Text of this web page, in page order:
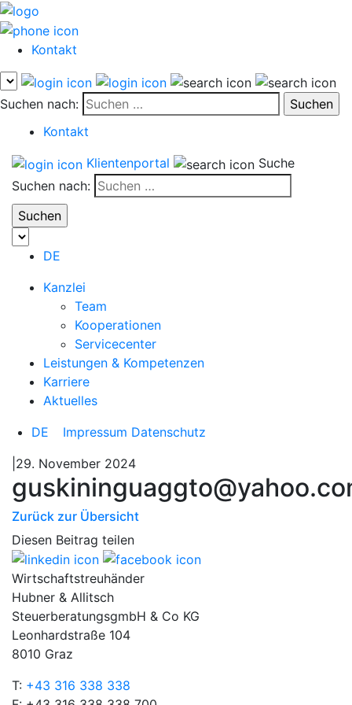
Kontakt
Suchen nach:
Kontakt
Klientenportal
Suche
Suchen nach:
DE
Kanzlei
Team
Kooperationen
Servicecenter
Leistungen & Kompetenzen
Karriere
Aktuelles
DE
Impressum Datenschutz
|29. November 2024
Zurück zur Übersicht
Diesen Beitrag teilen
Wirtschaftstreuhänder
Hubner & Allitsch
SteuerberatungsgmbH & Co KG
Leonhardstraße 104
8010 Graz
T: +43 316 338 338